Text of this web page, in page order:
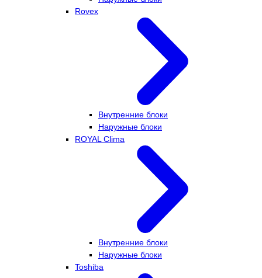
Rovex
Внутренние блоки
Наружные блоки
ROYAL Clima
Внутренние блоки
Наружные блоки
Toshiba